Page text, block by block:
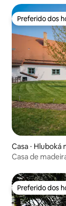
Preferido dos
Preferido dos
Casa ⋅ Hluboká
Casa de
Preferido dos
Preferido dos